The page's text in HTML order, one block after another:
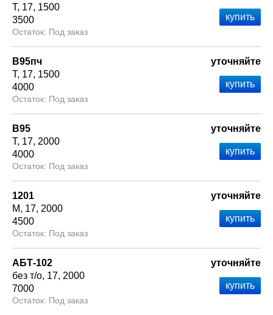
Т 17 1500
3500
Под заказ
В95пч
Т 17 1500
4000
Под заказ
уточняйте
В95
Т 17 2000
4000
Под заказ
уточняйте
1201
М
17 2000
4500
Под заказ
уточняйте
АБТ-102
без т/о 17 2000
7000
Под заказ
уточняйте